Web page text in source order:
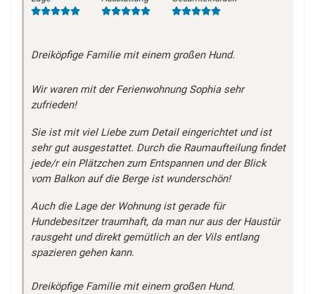
Dreiköpfige Familie mit einem großen Hund.
Wir waren mit der Ferienwohnung Sophia sehr
zufrieden!
Sie ist mit viel Liebe zum Detail eingerichtet und ist
sehr gut ausgestattet. Durch die Raumaufteilung findet
jede/r ein Plätzchen zum Entspannen und der Blick
vom Balkon auf die Berge ist wunderschön!
Auch die Lage der Wohnung ist gerade für
Hundebesitzer traumhaft, da man nur aus der Haustür
rausgeht und direkt gemütlich an der Vils entlang
spazieren gehen kann.
Dreiköpfige Familie mit einem großen Hund.